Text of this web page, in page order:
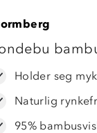
Holder seg
Naturlig
95%